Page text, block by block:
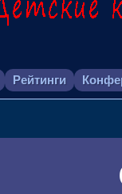
Рейтинги